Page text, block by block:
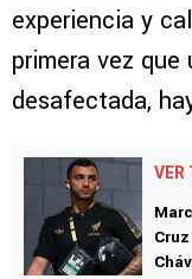
experiencia y
primera vez
desafectada,
VER